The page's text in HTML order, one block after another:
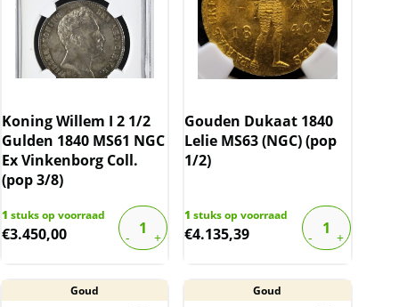
Koning Willem I 2 1/2
Gulden 1840 MS61 NGC
Ex Vinkenborg Coll.
(pop 3/8)
1 stuks op voorraad
€3.450,00
Gouden Dukaat 1840
Lelie MS63 (NGC) (pop
1/2)
1 stuks op voorraad
€4.135,39
Goud Goud